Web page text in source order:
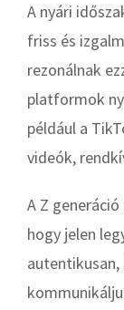
A nyári
friss és
rezonálnak
platformok
például a
videók,
A Z
hogy jelen